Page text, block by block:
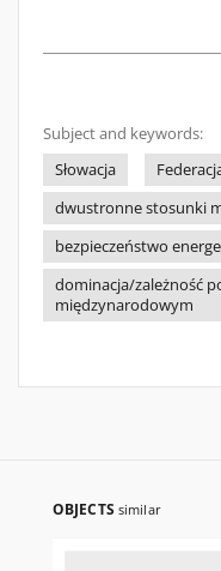
Subject and keywords:
Słowacja
dwustronne stosunki
bezpieczeństwo
dominacja/zależność
międzynarodowym
OBJECTS similar